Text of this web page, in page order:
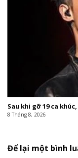
Sau khi gỡ 19 ca
8 Tháng 8, 2026
Để lại một bình